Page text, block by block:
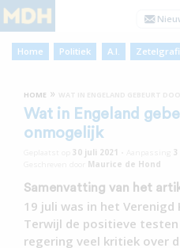
Home Politiek A.I.
HOME »
Wat in Engeland
onmogelijk
30 juli 2021
Maurice de Hond
Samenvatting van het
19 juli was in het
Terwijl de positieve
regering veel kritiek over